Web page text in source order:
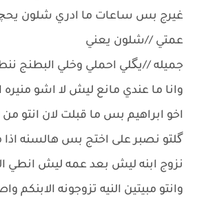
غيرج بس ساعات ما ادري شلون
عمتي //شلون يعني
جميله //يگلي احملي وخلي البطنج
وانا ما عندي مانع ليش لا اشو منيره
اخو ابراهيم بس ما قبلت لان انتو من
گلتو نصبر على اختج بس هالسنه
نزوج ابنه ليش بعد عمه ليش انطي
وانتو مبيتين النيه تزوجونه الابنكم